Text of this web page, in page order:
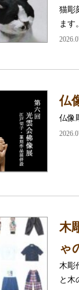
猫彫
ます
仏
仏像
木
ゃ
木彫
と木